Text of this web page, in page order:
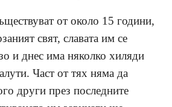
от около 15 години,
свят, славата им се
и днес има няколко хиляди
Част от тях няма да
други през последните